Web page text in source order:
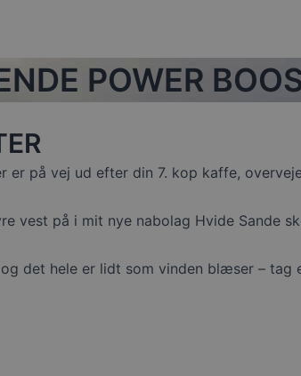
POWER
på vej ud efter din 7. kop kaffe,
vest på i mit nye nabolag Hvide Sande
det hele er lidt som vinden blæser –